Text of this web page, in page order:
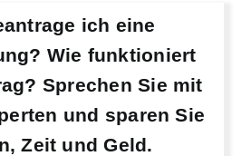
ich eine
Wie funktioniert
Sprechen Sie mit
und sparen Sie
Zeit und Geld.